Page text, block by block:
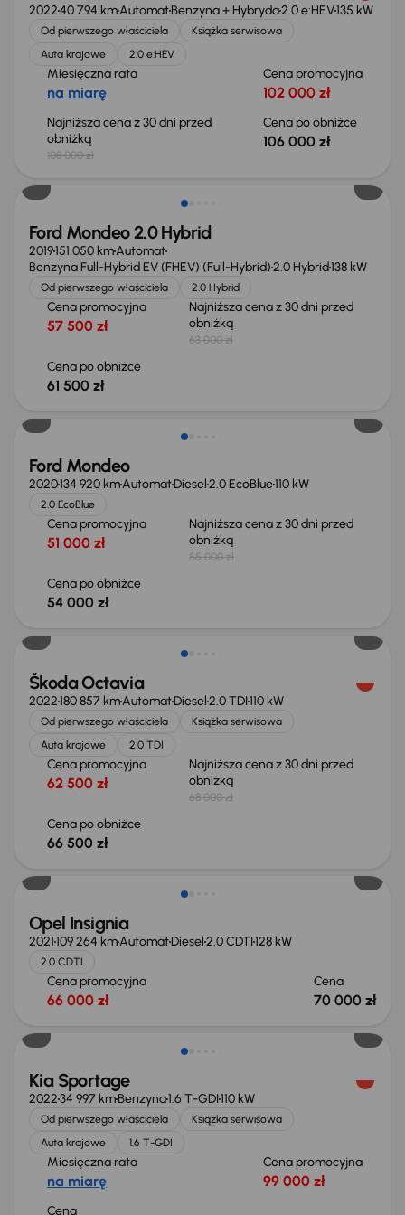
202240 794 kmAutomatBenzyna + Hybryda2.0 e:HEV135 kW
Od pierwszego właściciela
Książka serwisowa
Auta krajowe
2.0 e:HEV
Miesięczna rata
na miarę
Cena promocyjna
102 000 zł
Najniższa cena z 30 dni przed
obniżką
108 000 zł
Cena po obniżce
106 000 zł
Taniej o 1 500 zł
Ford Mondeo 2.0 Hybrid
2019151 050 kmAutomat
Benzyna Full-Hybrid EV (FHEV) (Full-Hybrid)2.0 Hybrid138 kW
Od pierwszego właściciela 2.0 Hybrid
Cena promocyjna
57 500 zł
Najniższa cena z 30 dni przed
obniżką
63 000 zł
Cena po obniżce
61 500 zł
Taniej o 1 000 zł
Ford Mondeo
2020134 920 kmAutomatDiesel2.0 EcoBlue110 kW
2.0 EcoBlue
Cena promocyjna
51 000 zł
Najniższa cena z 30 dni przed
obniżką
55 000 zł
Cena po obniżce
54 000 zł
Taniej o 1 500 zł
Škoda Octavia
2022180 857 kmAutomatDiesel2.0 TDI110 kW
Od pierwszego właściciela
Książka serwisowa
Auta krajowe
2.0 TDI
Cena promocyjna
62 500 zł
Najniższa cena z 30 dni przed
obniżką
68 000 zł
Cena po obniżce
66 500 zł
Opel Insignia
2021109 264 kmAutomatDiesel2.0 CDTI128 kW
2.0 CDTI
Cena promocyjna
66 000 zł
Cena
70 000 zł
Kia Sportage
202234 997 kmBenzyna1.6 T-GDI110 kW
Od pierwszego właściciela
Książka serwisowa
Auta krajowe
1.6 T-GDI
Miesięczna rata
na miarę
Cena promocyjna
99 000 zł
Cena